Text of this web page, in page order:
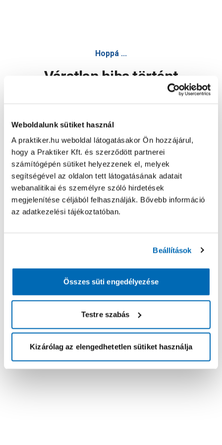
Weboldalunk sütiket használ
A praktiker.hu weboldal látogatásakor Ön hozzájárul,
hogy a Praktiker Kft. és szerződött partnerei
számítógépén sütiket helyezzenek el, melyek
segítségével az oldalon tett látogatásának adatait
webanalitikai és személyre szóló hirdetések
megjelenítése céljából felhasználják. Bővebb információ
az adatkezelési tájékoztatóban.
Beállítások
Összes süti engedélyezése
Testre szabás
Kizárólag az elengedhetetlen sütiket használja
Hoppá ...
Váratlan hiba történt
Oldal újratöltése